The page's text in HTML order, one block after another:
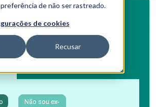
de não ser rastreado.
de cookies
Recusar
PIX Cartão de crédito
Não sou ex-
BENEFÍCIOS
Benefícios pós-graduação